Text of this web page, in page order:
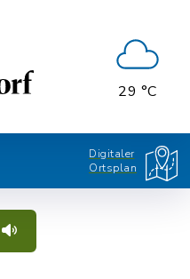
29 °C
Digitaler
Ortsplan